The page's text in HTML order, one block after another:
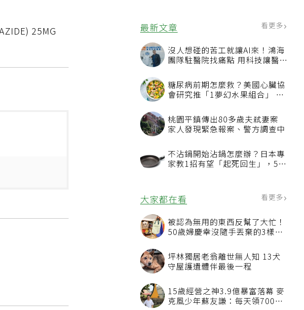
最新文章 看更多
沒人想碰的苦工就讓AI來！鴻海
團隊駐醫院找痛點 用科技讓醫療
糖尿病前期怎麼救？美國心臟協
會研究推「1夢幻水果組合」 酪
桃園平鎮傳出80多歲夫弒妻案
家人發現緊急報案、警方調查中
不沾鍋開始沾鍋怎麼辦？日本專
家教1招有望「起死回生」，5情
大家都在看 看更多
被認為無用的東西反幫了大忙！
50歲婦慶幸沒隨手丟棄的3樣物
坪林獨居老翁離世無人知 13犬
守屋護遺體伴最後一程
15歲經營之神3.9億暴富落幕 麥
克風少年蘇友謙：每天領700元
25MG